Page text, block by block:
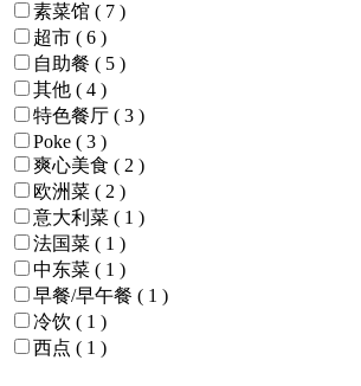
素菜馆 ( 7 )
超市 ( 6 )
自助餐 ( 5 )
其他 ( 4 )
特色餐厅 ( 3 )
Poke ( 3 )
爽心美食 ( 2 )
欧洲菜 ( 2 )
意大利菜 ( 1 )
法国菜 ( 1 )
中东菜 ( 1 )
早餐/早午餐 ( 1 )
冷饮 ( 1 )
西点 ( 1 )